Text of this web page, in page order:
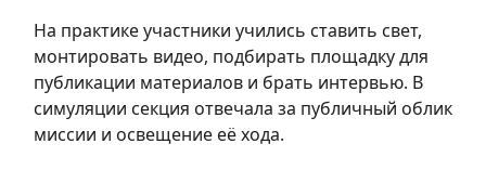
На практике участники учились ставить свет,
монтировать видео, подбирать площадку для
публикации материалов и брать интервью. В
симуляции секция отвечала за публичный облик
миссии и освещение её хода.